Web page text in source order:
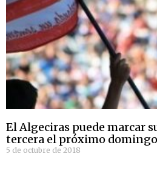
El Algeciras puede marcar
tercera el próximo domingo
5 de octubre de 2018